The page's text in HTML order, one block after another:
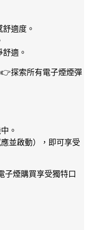
適度。
適。
探索所有電子煙煙彈
。
並啟動），即可享受
子煙購買享受獨特口